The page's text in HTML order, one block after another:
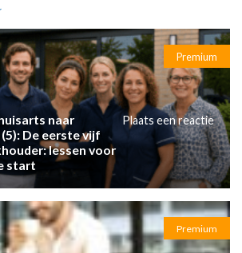
Premium
naar
De eerste vijf
lessen voor
start
Plaats een reactie
Premium